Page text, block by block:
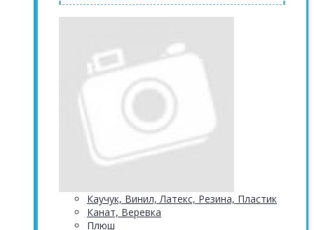
Каучук, Винил, Латекс, Резина, Пластик
Канат, Веревка
Плюш